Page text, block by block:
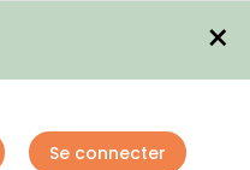
×
Se connecter